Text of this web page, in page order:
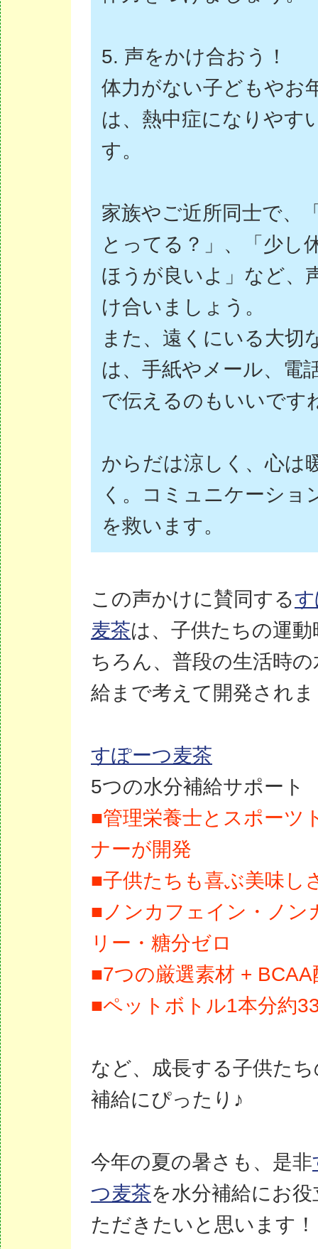
5. 声をかけ合おう！
体力がない子どもやお
は、熱中症になりやす
す。
家族やご近所同士で、
とってる？」、「少し
ほうが良いよ」など、
け合いましょう。
また、遠くにいる大切
は、手紙やメール、電
で伝えるのもいいです
からだは涼しく、心は
く。コミュニケーショ
を救います。
この声かけに賛同する
麦茶は、子供たちの運
ちろん、普段の生活時の
給まで考えて開発され
すぽーつ麦茶
5つの水分補給サポート
■管理栄養士とスポーツ
ナーが開発
■子供たちも喜ぶ美味し
■ノンカフェイン・ノン
リー・糖分ゼロ
■7つの厳選素材 + BCAA
■ペットボトル1本分約
など、成長する子供た
補給にぴったり♪
今年の夏の暑さも、是非
つ麦茶を水分補給にお
ただきたいと思います！